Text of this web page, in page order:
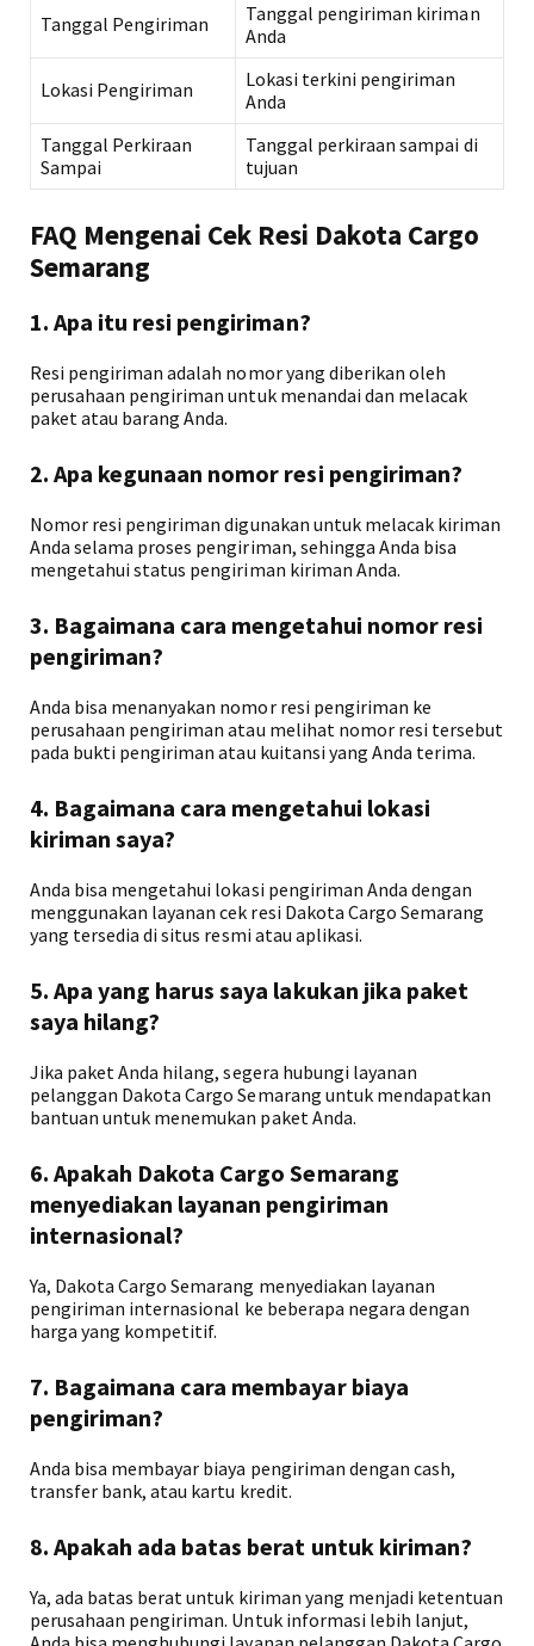
Tanggal Pengiriman
Tanggal pengiriman kiriman
Anda
Lokasi Pengiriman
Lokasi terkini pengiriman
Anda
Tanggal Perkiraan
Sampai
Tanggal perkiraan sampai di
tujuan
FAQ Mengenai Cek Resi Dakota Cargo
Semarang
1. Apa itu resi pengiriman?
Resi pengiriman adalah nomor yang diberikan oleh
perusahaan pengiriman untuk menandai dan melacak
paket atau barang Anda.
2. Apa kegunaan nomor resi pengiriman?
Nomor resi pengiriman digunakan untuk melacak kiriman
Anda selama proses pengiriman, sehingga Anda bisa
mengetahui status pengiriman kiriman Anda.
3. Bagaimana cara mengetahui nomor resi
pengiriman?
Anda bisa menanyakan nomor resi pengiriman ke
perusahaan pengiriman atau melihat nomor resi tersebut
pada bukti pengiriman atau kuitansi yang Anda terima.
4. Bagaimana cara mengetahui lokasi
kiriman saya?
Anda bisa mengetahui lokasi pengiriman Anda dengan
menggunakan layanan cek resi Dakota Cargo Semarang
yang tersedia di situs resmi atau aplikasi.
5. Apa yang harus saya lakukan jika paket
saya hilang?
Jika paket Anda hilang, segera hubungi layanan
pelanggan Dakota Cargo Semarang untuk mendapatkan
bantuan untuk menemukan paket Anda.
6. Apakah Dakota Cargo Semarang
menyediakan layanan pengiriman
internasional?
Ya, Dakota Cargo Semarang menyediakan layanan
pengiriman internasional ke beberapa negara dengan
harga yang kompetitif.
7. Bagaimana cara membayar biaya
pengiriman?
Anda bisa membayar biaya pengiriman dengan cash,
transfer bank, atau kartu kredit.
8. Apakah ada batas berat untuk kiriman?
Ya, ada batas berat untuk kiriman yang menjadi ketentuan
perusahaan pengiriman. Untuk informasi lebih lanjut,